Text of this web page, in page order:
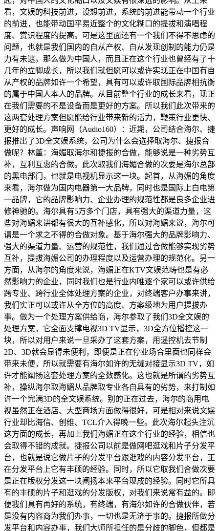
看，文娱的科技前进，设想前进，系统的前进能带动一个行业
的前进，也能带动国平易近整个的文化糊口的提拔和演唱程
度、赏识程度的提高。可是这里面还有一个我们不得不思虑的
问题，也就是我们国内的自从产权、自从发现创制的能力仍是
力有未逮。那么做为中国人，而且正在这个行业也曾经有了十
几年的立脚成长，所以我们就但愿可以或许实现正在中国有自
从产权的品牌如许一个希望，具有可以或许取国际品牌相抗衡
的属于中国人本人的品牌。从目前整个行业的成长来看，现正
在我们需要的不是设备而是更好的方案。所以我们此次带来的
这两套处理方案但愿能给行业带来新的活力，鞭策行业更快、
更好的成长。声响网（Audio160）：近期，公司结合海尔、捷
报推出了3D全文娱系统，公司为什么会选择取海尔、捷报合
做呢？林董：海媚取海尔和捷报的合做，能够说是一种劣势互
补，互利互惠的合做。此次取我们海媚合做的次要是海尔总部
的黑电部门，也就是电视机显示这一块。起首，从海媚的角度
来看，海尔做为国内电器第一大品牌，同时也是国际上白电第
一品牌，它的品牌影响力、企业办理的规范性都是良多企业进
修神驰的。海尔具有5万多个门店，具有强大的渠道力量，这
些对海媚来讲都有很大的互补感化，所以对海媚来说，海尔可
谓是一个求之不得的合做对象。基于海尔强大的品牌影响力、
强大的渠道力量、运营的规范性，我们通过合做能够实现劣势
互补，提拔海媚公司的办理程度以及运营办理的规范化。另一
方面，从海尔的角度来说，海媚正在KTV文娱范畴也是有必
然影响力的企业，同时我们也是行业内唯逐个家可以或许供给
跨专业、跨行业全体处理方案的企业，对终端客户办事来讲，
我们实正可以或许从全方位的高度、方案级地为用户提拔办
事。做为一个处理方案供给商，海尔参取了我们3D全文娱的
处理方案，它全面支撑电视3D TV显示，3D全方位播控这一
块，所以对用户来说一旦采办了这套方案，用遥控机去节制
2D、3D就会显得未便利，即便是正在停业场合里面也同样会
带来未便，所以就需要有海尔如许的无缝对接显示3D TV，如
许才能阐扬这套处理方案的全数感化。这也就是所谓的劣势互
补，操纵海尔取海媚从品牌取专业各自具有的劣势，来打制如
许一个完满3D的全文娱系统。别的正在过去，海尔的商用电
视虽然正在酒店、大型商场方面做得很好，可是相对来说文娱
行业却比海信、创维、TCL介入得晚一些。此次海尔起头注沉
这方面的成长，再加上我们海媚正在这个行业的经验，相信也
会取得不错的成就。捷报公司以前是做网吧逛戏和片子分发平
台，也就是说它做片子的分发平台跟逛戏的内容分发平台，正
在分发平台上它有丰硕的经验。同时，所以它取我们合做次要
是正在版权分发这一块阐扬本来平台现成的经验。同时它所具
有的丰硕的片子和逛戏的分发版权，对我们来说常有益的。即
便我们具有再好的系统，有终端，有海尔如许的合做伙伴，若
是没有内容商为我们办事，一切也是无济于事的。捷报所做分
发平台和内容办事，我们大师所担任的是分歧的脚色，但都是